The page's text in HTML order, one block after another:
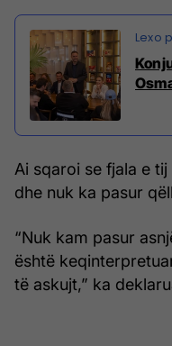
Ai sqaroi se fjala e
dhe nuk ka pasur
“Nuk kam pasur
është
të askujt,” ka